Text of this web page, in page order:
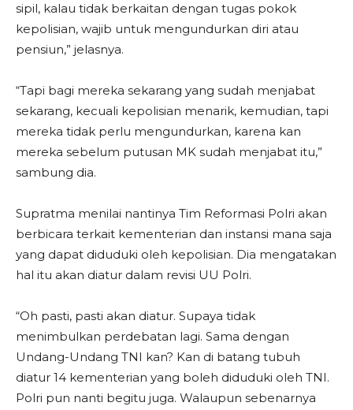
sipil, kalau tidak berkaitan dengan tugas pokok
kepolisian, wajib untuk mengundurkan diri atau
pensiun,” jelasnya.
“Tapi bagi mereka sekarang yang sudah menjabat
sekarang, kecuali kepolisian menarik, kemudian, tapi
mereka tidak perlu mengundurkan, karena kan
mereka sebelum putusan MK sudah menjabat itu,”
sambung dia.
Supratma menilai nantinya Tim Reformasi Polri akan
berbicara terkait kementerian dan instansi mana saja
yang dapat diduduki oleh kepolisian. Dia mengatakan
hal itu akan diatur dalam revisi UU Polri.
“Oh pasti, pasti akan diatur. Supaya tidak
menimbulkan perdebatan lagi. Sama dengan
Undang-Undang TNI kan? Kan di batang tubuh
diatur 14 kementerian yang boleh diduduki oleh TNI.
Polri pun nanti begitu juga. Walaupun sebenarnya